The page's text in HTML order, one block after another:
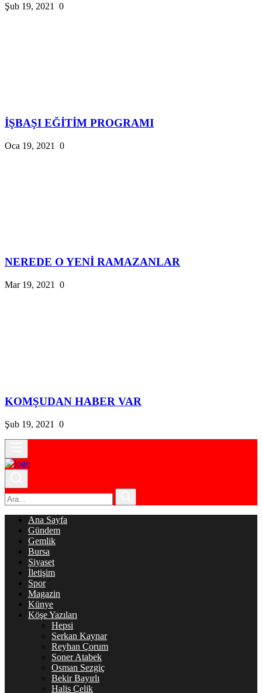
Şub 19, 2021 0
İŞBAŞI EĞİTİM PROGRAMI
Oca 19, 2021 0
NEREDE O YENİ RAMAZANLAR
Mar 19, 2021 0
KOMŞUDAN HABER VAR
Şub 19, 2021 0
Ana Sayfa
Gündem
Gemlik
Bursa
Siyaset
İletişim
Spor
Magazin
Künye
Köşe Yazıları
Hepsi
Serkan Kaynar
Reyhan Çorum
Soner Atabek
Osman Sezgiç
Bekir Bayırlı
Halis Çelik